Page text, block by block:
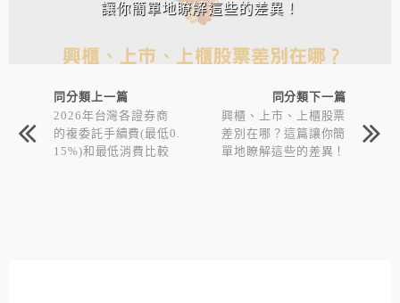
讓你簡單地瞭解這些的差異！
同分類上一篇
2026年台灣各證券商
的複委託手續費(最低0.
15%)和最低消費比較
同分類下一篇
興櫃、上市、上櫃股票
差別在哪？這篇讓你簡
單地瞭解這些的差異！